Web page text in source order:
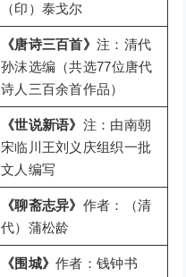
（印）泰戈尔
《唐诗三百首》注：清代
孙沫选编（共选77位唐代
诗人三百余首作品）
《世说新语》 注：由南朝
宋临川王刘义庆组织一批
文人编写
《聊斋志异》 作者：（清
代）蒲松龄
《围城》作者：钱钟书